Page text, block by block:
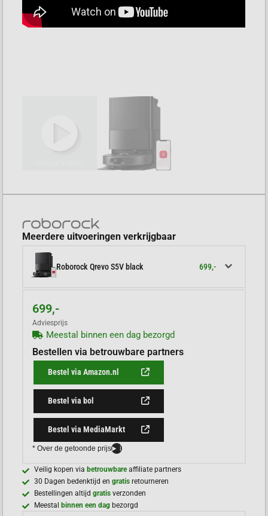
Meerdere uitvoeringen verkrijgbaar
Roborock Qrevo S5V black 699,-
699,-
Adviesprijs
Meestal binnen een dag bezorgd
Bestellen via betrouwbare partners
Bestel via Amazon.nl
Bestel via bol
Bestel via MediaMarkt
* Over de getoonde prijs i
Veilig kopen via betrouwbareaffiliate partners
30 Dagen bedenktijd engratis retourneren
Bestellingen altijdgratisverzonden
Meestal
binnen een dag bezorgd